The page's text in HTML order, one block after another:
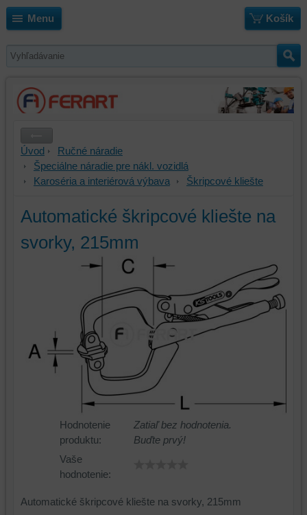
Menu Košík
Úvod
Ručné náradie
Špeciálne náradie pre nákl. vozidlá
Karoséria a interiérová výbava
Škripcové kliešte
Automatické škripcové kliešte na
svorky, 215mm
Hodnotenie
produktu:
Zatiaľ bez hodnotenia.
Buďte prvý!
Vaše
hodnotenie:
Automatické škripcové kliešte na svorky, 215mm